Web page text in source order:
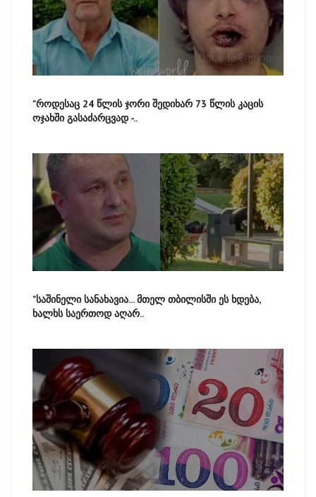
"როდესაც 24 წლის ჯორი შედიხარ 73 წლის კაცის
ოჯახში გასაძარცვად -..
"საშინელი სანახავია... მთელ თბილისში ეს ხდება,
ხალხს საერთოდ აღარ..